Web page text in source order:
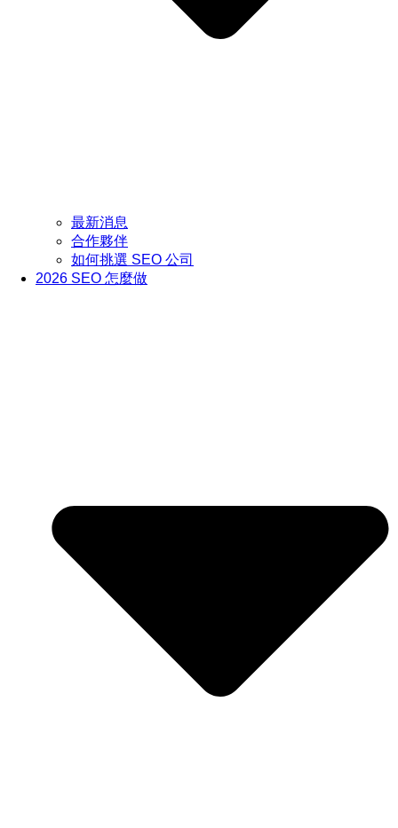
最新消息
合作夥伴
如何挑選 SEO 公司
2026 SEO 怎麼做